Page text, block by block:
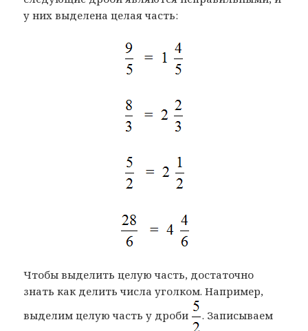
у них выделена целая часть:
Чтобы выделить целую часть, достаточно
знать как делить числа уголком. Например,
выделим целую часть у дроби
. Записываем